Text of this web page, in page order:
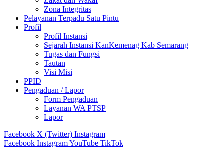
Zona Integritas
Pelayanan Terpadu Satu Pintu
Profil
Profil Instansi
Sejarah Instansi KanKemenag Kab Semarang
Tugas dan Fungsi
Tautan
Visi Misi
PPID
Pengaduan / Lapor
Form Pengaduan
Layanan WA PTSP
Lapor
Facebook X (Twitter) Instagram
Facebook InstagramYouTube TikTok